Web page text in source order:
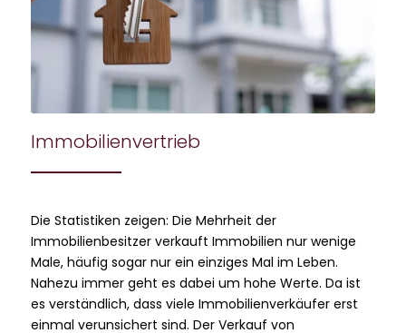
Immobilienvertrieb
Die Statistiken zeigen: Die Mehrheit der
Immobilienbesitzer verkauft Immobilien nur wenige
Male, häufig sogar nur ein einziges Mal im Leben.
Nahezu immer geht es dabei um hohe Werte. Da ist
es verständlich, dass viele Immobilienverkäufer erst
einmal verunsichert sind. Der Verkauf von